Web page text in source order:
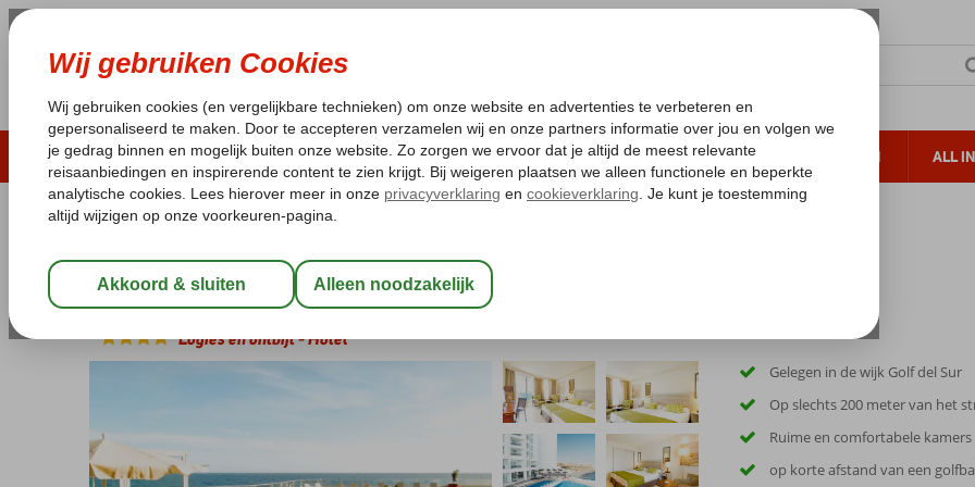
ZOMER 2026 LAST MINUTES WINTERZON ZONVAKANTIES VERRE REIZEN ALL
Laagsteprijsgarantie* Geen fueltoeslag Gratis annuleren*
Home
Spanje Canarische Eilanden Tenerife Golf del Sur Tenerife Golf & Sea View Hotel (ex. Vincci Tenerife Golf)
Tenerife Golf & Sea View Hotel (ex. Vincci Tenerife Golf)
Logies en ontbijt-Hotel
Gelegen in de wijk Golf del Sur
Op slechts 200 meter van het
Ruime en comfortabele kamers
op korte afstand van een